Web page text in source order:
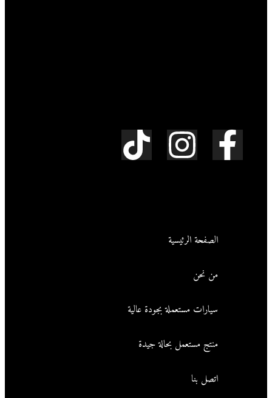
الصفحة الرئيسية
من نحن
سيارات مستعملة بجودة عالية
منتج مستعمل بحالة جيدة
اتصل بنا